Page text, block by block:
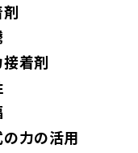
着剤
力の活用